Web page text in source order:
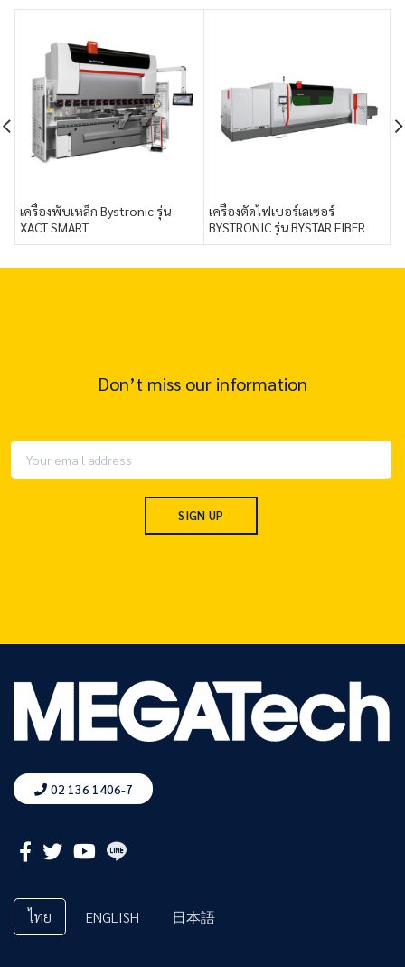
เครื่องพับเหล็ก Bystronic รุ่น
XACT SMART
เครื่องตัดไฟเบอร์เลเซอร์
BYSTRONIC รุ่น BYSTAR FIBER
Don’t miss our information
02 136 1406-7
ไทย ENGLISH 日本語